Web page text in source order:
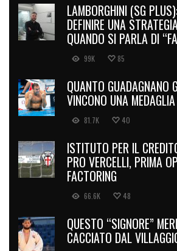
LAMBORGHINI (SG
DEFINIRE UNA
QUANDO SI PARLA DI
99K 85
QUANTO GUADAGNANO
VINCONO UNA
81.7K 40
ISTITUTO PER IL
PRO VERCELLI, PRIMA
FACTORING
66.6K 48
QUESTO “SIGNORE”
CACCIATO DAL